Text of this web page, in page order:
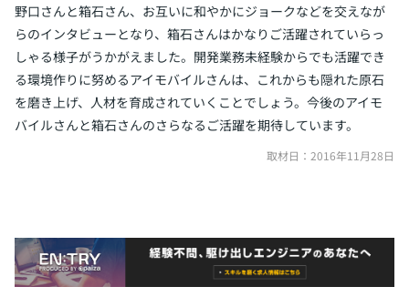
野口さんと箱石さん、お互いに和やかにジョークなどを交えなが
らのインタビューとなり、箱石さんはかなりご活躍されていらっ
しゃる様子がうかがえました。開発業務未経験からでも活躍でき
る環境作りに努めるアイモバイルさんは、これからも隠れた原石
を磨き上げ、人材を育成されていくことでしょう。今後のアイモ
バイルさんと箱石さんのさらなるご活躍を期待しています。
取材日：2016年11月28日